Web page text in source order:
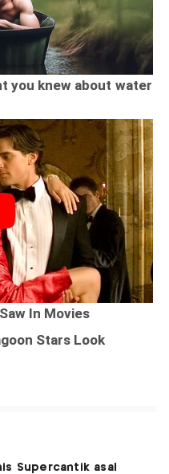
Supercantik asal